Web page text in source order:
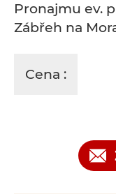
Pronajmu ev.
Zábřeh na
Cena :